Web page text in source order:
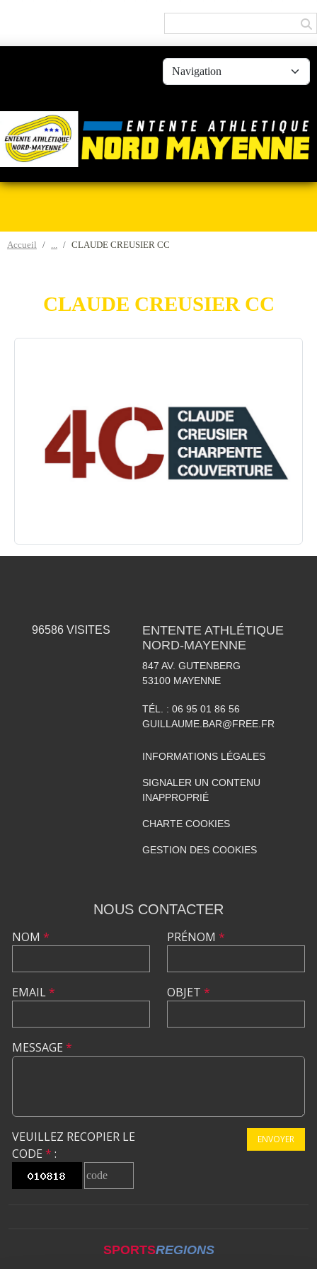
Accueil CLAUDE CREUSIER CC
CLAUDE CREUSIER CC
96586VISITES
ENTENTE ATHLÉTIQUE
NORD-MAYENNE
847 AV. GUTENBERG
53100 MAYENNE
TÉL. : 06 95 01 86 56
GUILLAUME.BAR@FREE.FR
INFORMATIONS LÉGALES
SIGNALER UN CONTENU
INAPPROPRIÉ
CHARTE COOKIES
GESTION DES COOKIES
NOUS CONTACTER
NOM *
EMAIL*
PRÉNOM *
OBJET *
MESSAGE *
VEUILLEZ RECOPIER LE
CODE * :
ENVOYER
SPORTSREGIONS